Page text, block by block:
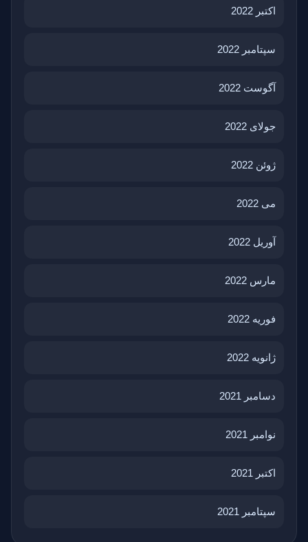
اکتبر 2022
سپتامبر 2022
آگوست 2022
جولای 2022
ژوئن 2022
می 2022
آوریل 2022
مارس 2022
فوریه 2022
ژانویه 2022
دسامبر 2021
نوامبر 2021
اکتبر 2021
سپتامبر 2021